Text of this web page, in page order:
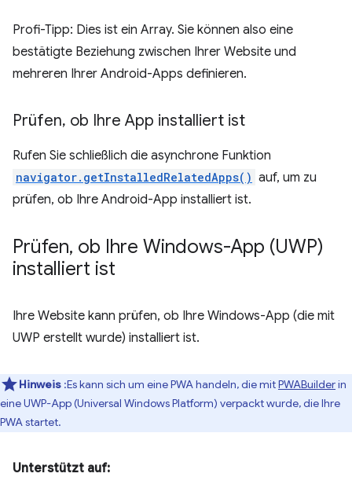
Profi-Tipp: Dies ist ein Array. Sie können also eine
bestätigte Beziehung zwischen Ihrer Website und
mehreren Ihrer Android-Apps definieren.
Prüfen, ob Ihre App installiert ist
Rufen Sie schließlich die asynchrone Funktion
navigator.getInstalledRelatedApps() auf, um zu
prüfen, ob Ihre Android-App installiert ist.
Prüfen, ob Ihre Windows-App (UWP)
installiert ist
Ihre Website kann prüfen, ob Ihre Windows-App (die mit
UWP erstellt wurde) installiert ist.
Hinweis :Es kann sich um eine PWA handeln, die mitPWABuilderin
eine UWP-App (Universal Windows Platform) verpackt wurde, die Ihre
PWA startet.
Unterstützt auf: